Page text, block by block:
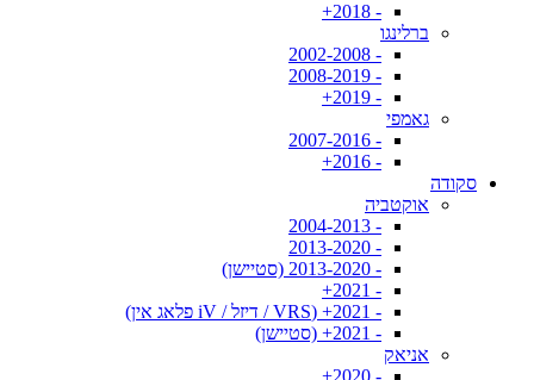
- 2018+
ברלינגו
- 2002-2008
- 2008-2019
- 2019+
גאמפי
- 2007-2016
- 2016+
סקודה
אוקטביה
- 2004-2013
- 2013-2020
- 2013-2020 (סטיישן)
- 2021+
- 2021+ (VRS / דיזל / iV פלאג אין)
- 2021+ (סטיישן)
אניאק
- 2020+